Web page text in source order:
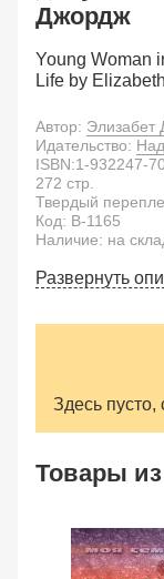
Джордж
Young Woman
Life by
Автор: Элизабет
Идательство:
ISBN:1-932247-
272 стр.
Твердый
Код: B-1165
Наличие: на
Развернуть
Здесь пусто,
Товары